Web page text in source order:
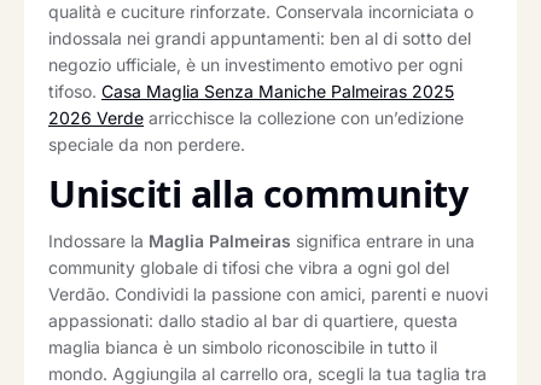
qualità e cuciture rinforzate. Conservala incorniciata o
indossala nei grandi appuntamenti: ben al di sotto del
negozio ufficiale, è un investimento emotivo per ogni
tifoso. Casa Maglia Senza Maniche Palmeiras 2025
2026 Verde arricchisce la collezione con un’edizione
speciale da non perdere.
Unisciti alla community
Indossare la Maglia Palmeiras significa entrare in una
community globale di tifosi che vibra a ogni gol del
Verdão. Condividi la passione con amici, parenti e nuovi
appassionati: dallo stadio al bar di quartiere, questa
maglia bianca è un simbolo riconoscibile in tutto il
mondo. Aggiungila al carrello ora, scegli la tua taglia tra